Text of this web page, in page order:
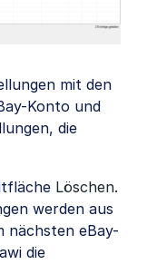
mit den
Konto und
die
Löschen.
werden aus
nächsten eBay-
die